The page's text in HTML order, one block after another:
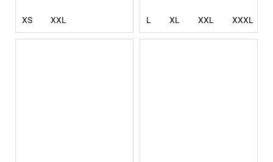
XS XXL L XL XXL XXXL